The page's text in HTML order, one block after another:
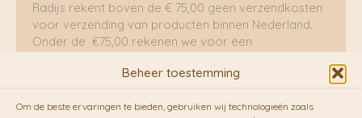
Beheer toestemming
Om de beste ervaringen te bieden, gebruiken wij technologieën zoals
Radijs rekent boven de € 75,00 geen verzendkosten
voor verzending van producten binnen Nederland.
Onder de €75,00 rekenen we voor een